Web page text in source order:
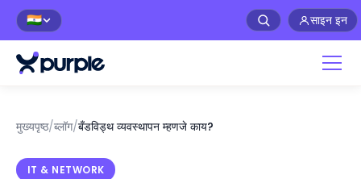
🇮🇳 साइन इन
मुख्यपृष्ठ/ब्लॉग/बँडविड्थ व्यवस्थापन म्हणजे काय?
IT & NETWORK